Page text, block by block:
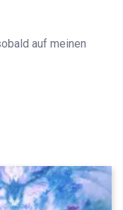
auf meinen